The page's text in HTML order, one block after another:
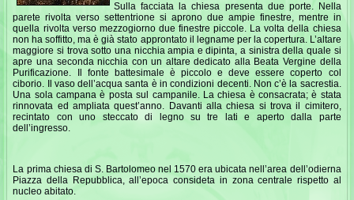
Sulla facciata la chiesa presenta due porte. Nella
parete rivolta verso settentrione si aprono due ampie finestre, mentre in
quella rivolta verso mezzogiorno due finestre piccole. La volta della chiesa
non ha soffitto, ma è già stato approntato il legname per la copertura. L’altare
maggiore si trova sotto una nicchia ampia e dipinta, a sinistra della quale si
apre una seconda nicchia con un altare dedicato alla Beata Vergine della
Purificazione. Il fonte battesimale è piccolo e deve essere coperto col
ciborio. Il vaso dell’acqua santa è in condizioni decenti. Non c’è la sacrestia.
Una sola campana è posta sul campanile. La chiesa è consacrata; è stata
rinnovata ed ampliata quest’anno. Davanti alla chiesa si trova il cimitero,
recintato con uno steccato di legno su tre lati e aperto dalla parte
dell’ingresso.
La prima chiesa di S. Bartolomeo nel 1570 era ubicata nell’area dell’odierna
Piazza della Repubblica, all’epoca consideta in zona centrale rispetto al
nucleo abitato.